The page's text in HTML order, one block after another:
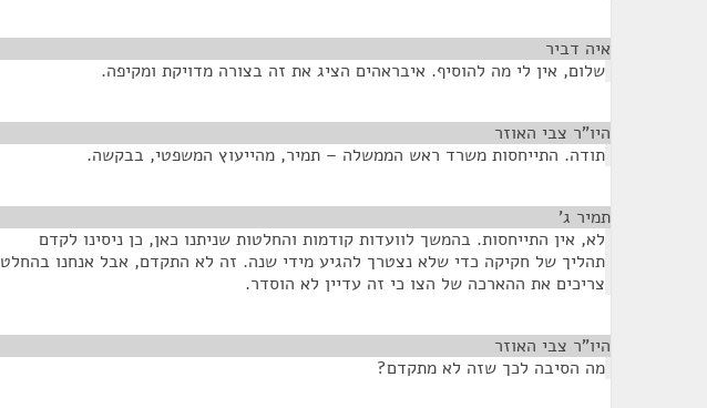
איה דביר
שלום, אין לי מה להוסיף. איבראהים הציג את זה בצורה מדויקת ומקיפה.
היו"ר צבי האוזר
תודה. התייחסות משרד ראש הממשלה – תמיר, מהייעוץ המשפטי, בבקשה.
תמיר ג'
לא, אין התייחסות. בהמשך לוועדות קודמות והחלטות שניתנו כאן, כן ניסינו לקדם
תהליך של חקיקה כדי שלא נצטרך להגיע מידי שנה. זה לא התקדם, אבל אנחנו בהחלט
צריכים את ההארכה של הצו כי זה עדיין לא הוסדר.
היו"ר צבי האוזר
מה הסיבה לכך שזה לא מתקדם?